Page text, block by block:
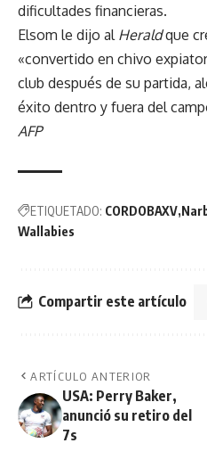
dificultades financieras.
Elsom le dijo al Heraldque
«convertido en chivo
club después de su partida,
éxito dentro y fuera del
AFP
ETIQUETADO: CORDOBAXV
Wallabies
Compartir este artículo
ARTÍCULO ANTERIOR
USA: Perry Baker,
anunció su retiro del
7s